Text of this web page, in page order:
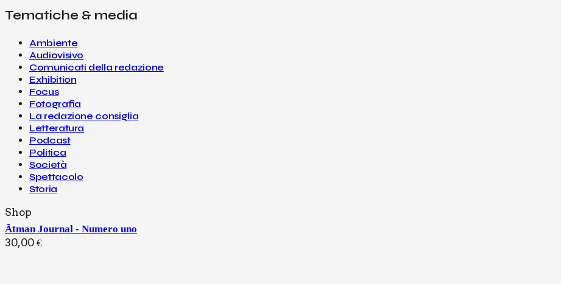
Tematiche & media
Ambiente
Audiovisivo
Comunicati della redazione
Exhibition
Focus
Fotografia
La redazione consiglia
Letteratura
Podcast
Politica
Società
Spettacolo
Storia
Shop
Ātman Journal - Numero uno
30,00 €